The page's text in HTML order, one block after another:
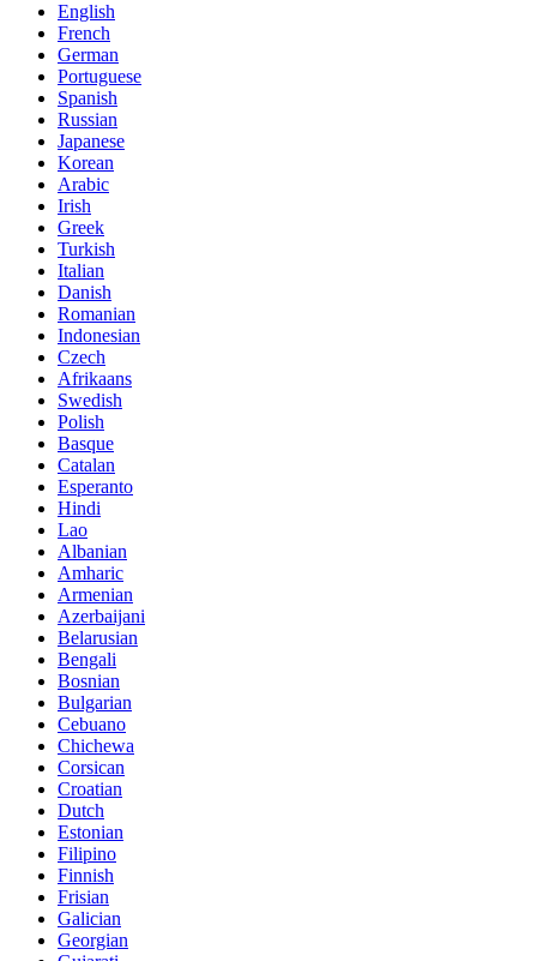
English
French
German
Portuguese
Spanish
Russian
Japanese
Korean
Arabic
Irish
Greek
Turkish
Italian
Danish
Romanian
Indonesian
Czech
Afrikaans
Swedish
Polish
Basque
Catalan
Esperanto
Hindi
Lao
Albanian
Amharic
Armenian
Azerbaijani
Belarusian
Bengali
Bosnian
Bulgarian
Cebuano
Chichewa
Corsican
Croatian
Dutch
Estonian
Filipino
Finnish
Frisian
Galician
Georgian